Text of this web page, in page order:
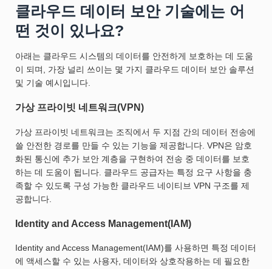
클라우드 데이터 보안 기술에는 어
떤 것이 있나요?
아래는 클라우드 시스템의 데이터를 안전하게 보호하는 데 도움
이 되며, 가장 널리 쓰이는 몇 가지 클라우드 데이터 보안 솔루션
및 기술 예시입니다.
가상 프라이빗 네트워크(VPN)
가상 프라이빗 네트워크는 조직에서 두 지점 간의 데이터 전송에
쓸 안전한 경로를 만들 수 있는 기능을 제공합니다. VPN은 암호
화된 통신에 추가 보안 계층을 구현하여 전송 중 데이터를 보호
하는 데 도움이 됩니다. 클라우드 공급자는 특정 요구 사항을 충
족할 수 있도록 구성 가능한 클라우드 네이티브 VPN 구조를 제
공합니다.
Identity and Access Management(IAM)
Identity and Access Management(IAM)를 사용하면 특정 데이터
에 액세스할 수 있는 사용자, 데이터와 상호작용하는 데 필요한